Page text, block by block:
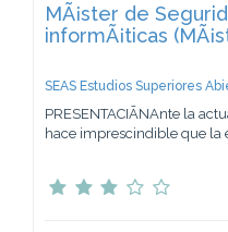
MÃ¡ster de
informÃ¡ticas
SEAS Estudios Superiores
PRESENTACIÃNAnte la
hace imprescindible que la